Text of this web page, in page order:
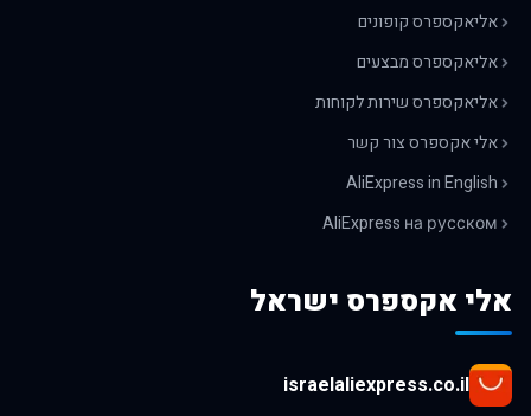
אליאקספרס קופונים
אליאקספרס מבצעים
אליאקספרס שירות לקוחות
אלי אקספרס צור קשר
AliExpress in English
AliExpress на русском
אלי אקספרס ישראל
israelaliexpress.co.il